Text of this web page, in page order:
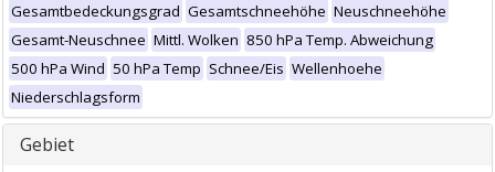
Gesamtbedeckungsgrad Gesamtschneehöhe Neuschneehöhe
Gesamt-Neuschnee Mittl. Wolken 850 hPa Temp. Abweichung
500 hPa Wind 50 hPa Temp Schnee/Eis Wellenhoehe
Niederschlagsform
Gebiet